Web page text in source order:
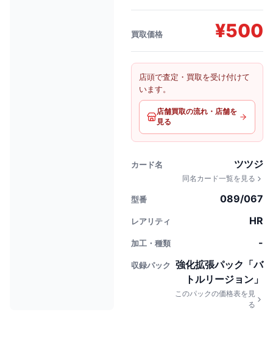
買取価格 ¥500
店頭で査定・買取を受け付けて
います。
店舗買取の流れ・店舗を
見る
カード名 ツツジ
同名カード一覧を見る
型番 089/067
レアリティ HR
加工・種類 -
収録パック
強化拡張パック「バ
トルリージョン」
このパックの価格表を見
る